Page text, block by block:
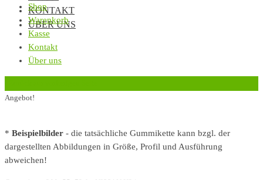
KONTAKT
ÜBER UNS
Shop
Warenkorb
Kasse
Kontakt
Über uns
Angebot!
* Beispielbilder - die tatsächliche Gummikette kann bzgl. der
dargestellten Abbildungen in Größe, Profil und Ausführung
abweichen!